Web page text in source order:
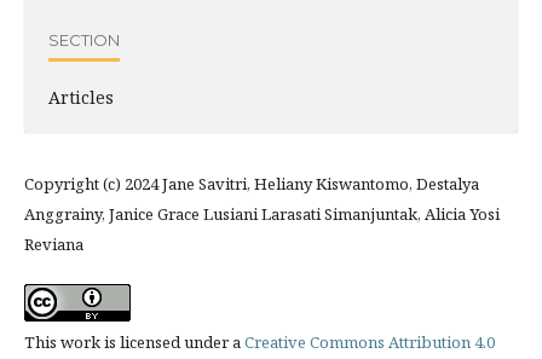
SECTION
Articles
Copyright (c) 2024 Jane Savitri, Heliany Kiswantomo, Destalya
Anggrainy, Janice Grace Lusiani Larasati Simanjuntak, Alicia Yosi
Reviana
This work is licensed under aCreative Commons Attribution 4.0